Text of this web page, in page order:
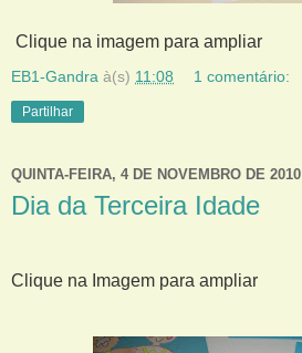
Clique na imagem para ampliar
EB1-Gandra à(s) 11:08 1 comentário:
Partilhar
QUINTA-FEIRA, 4 DE NOVEMBRO DE 2010
Dia da Terceira Idade
Clique na Imagem para ampliar